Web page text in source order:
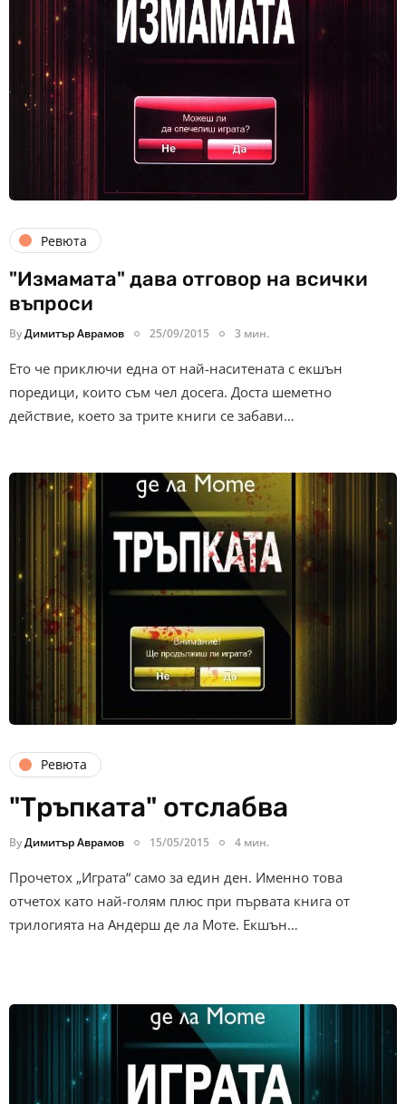
Ревюта
"Измамата" дава отговор на всички
въпроси
ByДимитър Аврамов 25/09/2015 3 мин.
Ето че приключи една от най-наситената с екшън
поредици, които съм чел досега. Доста шеметно
действие, което за трите книги се забави…
Ревюта
"Тръпката" отслабва
ByДимитър Аврамов 15/05/2015 4 мин.
Прочетох „Играта“ само за един ден. Именно това
отчетох като най-голям плюс при първата книга от
трилогията на Андерш де ла Моте. Екшън…